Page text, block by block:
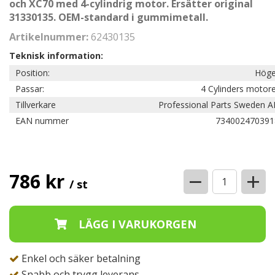
och XC70 med 4-cylindrig motor. Ersätter original
31330135. OEM-standard i gummimetall.
Artikelnummer:62430135
Teknisk information:
Position:
Passar:
4 Cylinders
Tillverkare
Professional Parts Sweden
EAN nummer
786 kr / st − +
Enkel och säker betalning